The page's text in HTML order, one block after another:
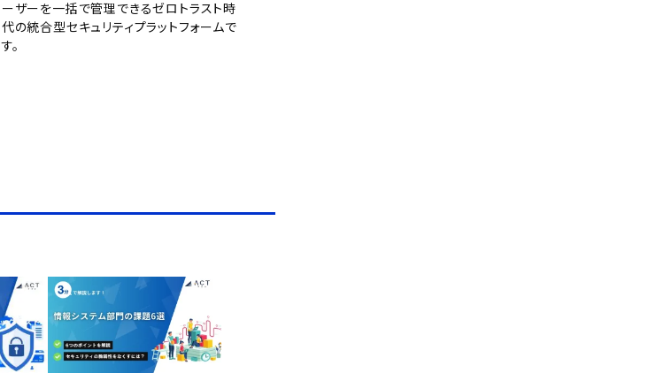
ーザーを一括で管理できるゼロトラスト時
代の統合型セキュリティプラットフォームで
す。